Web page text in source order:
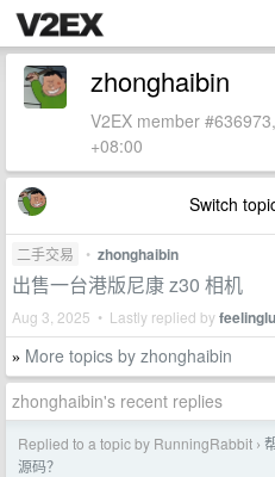
zhonghaibin
V2EX member
+08:00
Switch
二手交易 • zhonghaibin
出售一台港版尼康 z30 相机
Aug 3, 2025 • Lastly replied by
» More topics by zhonghaibin
zhonghaibin's recent replies
Replied to a topic by RunningRabbit ›
源码？